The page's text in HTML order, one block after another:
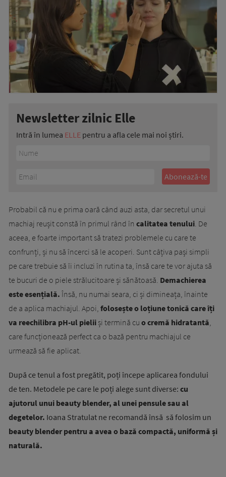
Newsletter zilnic Elle
Intră în lumea ELLE pentru a afla cele mai noi știri.
Probabil că nu e prima oară când auzi asta, dar secretul unui
machiaj reușit constă în primul rând în calitatea tenului. De
aceea, e foarte important să tratezi problemele cu care te
confrunți, și nu să încerci să le acoperi. Sunt câțiva pași simpli
pe care trebuie să îi incluzi în rutina ta, însă care te vor ajuta să
te bucuri de o piele strălucitoare și sănătoasă. Demachierea
este esențială. Însă, nu numai seara, ci și dimineața, înainte
de a aplica machiajul. Apoi, folosește o loțiune tonică care îți
va reechilibra pH-ul pieliiși termină cu o cremă hidratantă,
care funcționează perfect ca o bază pentru machiajul ce
urmează să fie aplicat.
După ce tenul a fost pregătit, poți începe aplicarea fondului
de ten. Metodele pe care le poți alege sunt diverse: cu
ajutorul unui beauty blender, al unei pensule sau al
degetelor. Ioana Stratulat ne recomandă însă să folosim un
beauty blender pentru a avea o bază compactă, uniformă și
naturală.